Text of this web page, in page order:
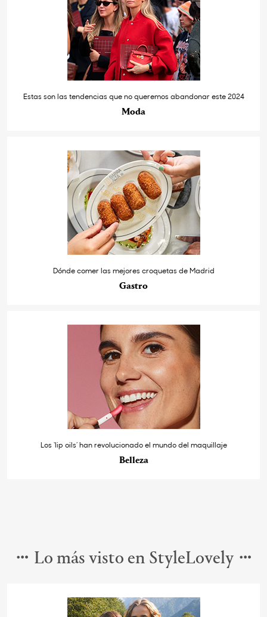
Estas son las tendencias que no queremos abandonar este 2024
Moda
Dónde comer las mejores croquetas de Madrid
Gastro
Los ‘lip oils’ han revolucionado el mundo del maquillaje
Belleza
Lo más visto en StyleLovely